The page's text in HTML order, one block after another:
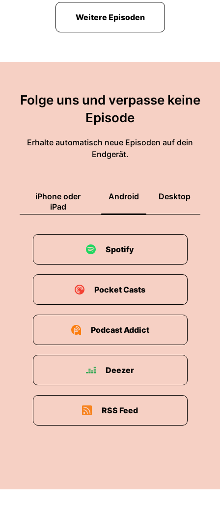
Weitere Episoden
Folge uns und verpasse keine
Episode
Erhalte automatisch neue Episoden auf dein
Endgerät.
iPhone oder
iPad
Android Desktop
Spotify
Pocket Casts
Podcast Addict
Deezer
RSS Feed